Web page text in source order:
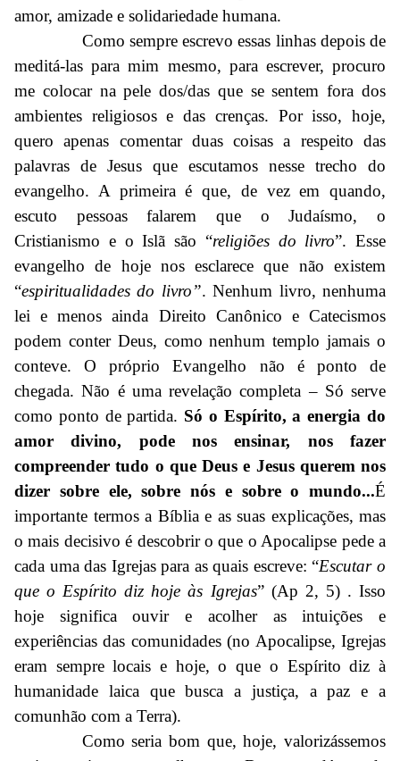
amor, amizade e solidariedade humana.
Como sempre escrevo essas linhas depois de
meditá-las para mim mesmo, para escrever, procuro
me colocar na pele dos/das que se sentem fora dos
ambientes religiosos e das crenças. Por isso, hoje,
quero apenas comentar duas coisas a respeito das
palavras de Jesus que escutamos nesse trecho do
evangelho. A primeira é que, de vez em quando,
escuto pessoas falarem que o Judaísmo, o
Cristianismo e o Islã são “religiões do livro”. Esse
evangelho de hoje nos esclarece que não existem
“espiritualidades do livro”. Nenhum livro, nenhuma
lei e menos ainda Direito Canônico e Catecismos
podem conter Deus, como nenhum templo jamais o
conteve. O próprio Evangelho não é ponto de
chegada. Não é uma revelação completa – Só serve
como ponto de partida. Só o Espírito, a energia do
amor divino, pode nos ensinar, nos fazer
compreender tudo o que Deus e Jesus querem nos
dizer sobre ele, sobre nós e sobre o mundo...É
importante termos a Bíblia e as suas explicações, mas
o mais decisivo é descobrir o que o Apocalipse pede a
cada uma das Igrejas para as quais escreve: “Escutar o
que o Espírito diz hoje às Igrejas” (Ap 2, 5) . Isso
hoje significa ouvir e acolher as intuições e
experiências das comunidades (no Apocalipse, Igrejas
eram sempre locais e hoje, o que o Espírito diz à
humanidade laica que busca a justiça, a paz e a
comunhão com a Terra).
Como seria bom que, hoje, valorizássemos